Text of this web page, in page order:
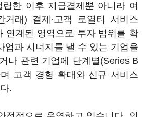
한 이후 지급결제뿐 아니라 여
거래) 결제·고객 로열티 서비스
연계된 영역으로 투자 범위를 확
업과 시너지를 낼 수 있는 기업을
나 관련 기업에 단계별(Series B
고객 경험 확대와 신규 서비스
.